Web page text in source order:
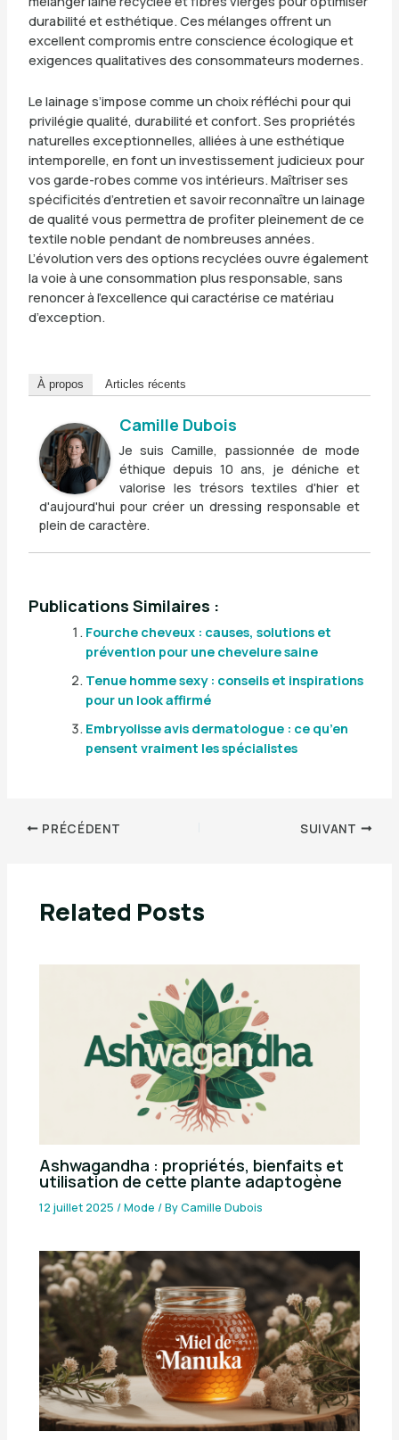
durabilité et esthétique. Ces mélanges offrent un
excellent compromis entre conscience écologique et
exigences qualitatives des consommateurs modernes.
Le lainage s’impose comme un choix réfléchi pour qui
privilégie qualité, durabilité et confort. Ses propriétés
naturelles exceptionnelles, alliées à une esthétique
intemporelle, en font un investissement judicieux pour
vos garde-robes comme vos intérieurs. Maîtriser ses
spécificités d’entretien et savoir reconnaître un lainage
de qualité vous permettra de profiter pleinement de ce
textile noble pendant de nombreuses années.
L’évolution vers des options recyclées ouvre également
la voie à une consommation plus responsable, sans
renoncer à l’excellence qui caractérise ce matériau
d’exception.
À propos Articles récents
Camille Dubois
Je suis Camille, passionnée de mode
éthique depuis 10 ans, je déniche et
valorise les trésors textiles d'hier et
d'aujourd'hui pour créer un dressing responsable et
plein de caractère.
Publications Similaires :
Fourche cheveux : causes, solutions et
prévention pour une chevelure saine
Tenue homme sexy : conseils et inspirations
pour un look affirmé
Embryolisse avis dermatologue : ce qu’en
pensent vraiment les spécialistes
PRÉCÉDENT SUIVANT
Related Posts
Ashwagandha : propriétés, bienfaits et
utilisation de cette plante adaptogène
12 juillet 2025/Mode / ByCamille Dubois